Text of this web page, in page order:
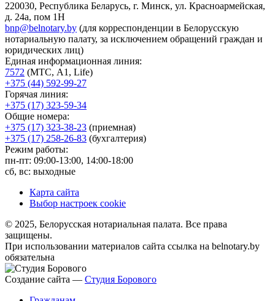
220030, Республика Беларусь, г. Минск, ул. Красноармейская,
д. 24а, пом 1Н
bnp@belnotary.by (для корреспонденции в Белорусскую
нотариальную палату, за исключением обращений граждан и
юридических лиц)
Единая информационная линия:
7572 (МТС, A1, Life)
+375 (44) 592-99-27
Горячая линия:
+375 (17) 323-59-34
Общие номера:
+375 (17) 323-38-23 (приемная)
+375 (17) 258-26-83 (бухгалтерия)
Режим работы:
пн-пт: 09:00-13:00, 14:00-18:00
сб, вс: выходные
Карта сайта
Выбор настроек cookie
© 2025, Белорусская нотариальная палата. Все права
защищены.
При использовании материалов сайта ссылка на belnotary.by
обязательна
Создание сайта — Студия Борового